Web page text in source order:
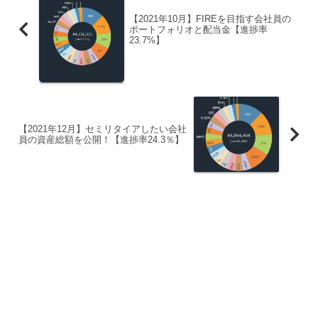
【2021年10月】FIREを目指す会社員の
ポートフォリオと配当金【進捗率
23.7%】
【2021年12月】セミリタイアしたい会社
員の資産総額を公開！【進捗率24.3％】